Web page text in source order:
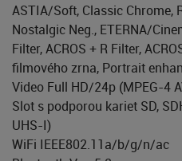
ASTIA/Soft, Classic Chrome,
Nostalgic Neg., ETERNA/
Filter, ACROS + R Filter,
filmového zrna, Portrait
Video Full HD/24p (MPEG-4
Slot s podporou kariet SD,
UHS-I)
WiFi IEEE802.11a/b/g/n/ac